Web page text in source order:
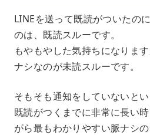
LINEを送って既読がついたの
のは、既読スルーです。
もやもやした気持ちになりま
ナシなのが未読スルーです。
そもそも通知をしていないとい
既読がつくまでに非常に長い
がら最もわかりやすい脈ナシ